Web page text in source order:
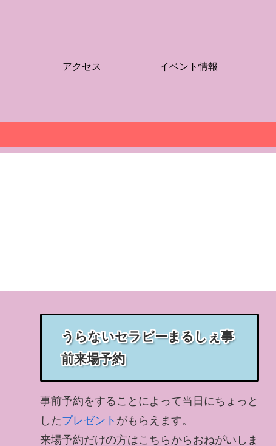
アクセス イベント情報
うらないセラピーまるしぇ事
前来場予約
事前予約をすることによって当日にちょっと
したプレゼント がもらえます。
来場予約だけの方はこちらからおねがいしま